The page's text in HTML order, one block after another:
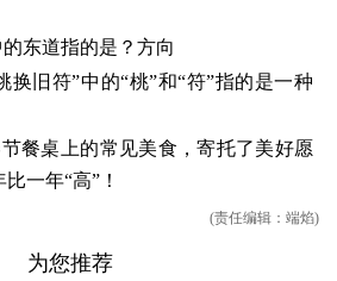
东道指的是？方向
换旧符”中的“桃”和“符”指的是一种
餐桌上的常见美食，寄托了美好愿
一年“高”！
(责任编辑：端焰)
为您推荐